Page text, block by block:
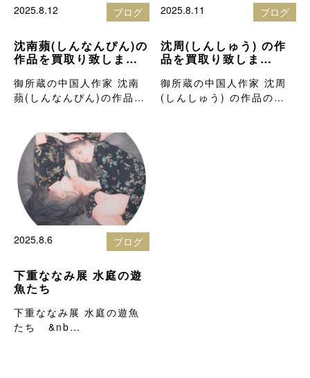
2025.8.12 ブログ
沈南蘋(しんなんぴん)の
作品を買取り致しま
董品買取りブログ
御所蔵の中国人作家 沈南
蘋(しんなんぴん)の作品の
2025.8.11 ブログ
沈周(しんしゅう) の作
品を買取り致しま
董品買取りブログ
御所蔵の中国人作家 沈周
(しんしゅう) の作品の買
2025.8.6 ブログ
下重ななみ展 水庭の遊
魚たち
下重ななみ展 水庭の遊魚
たち &nb…